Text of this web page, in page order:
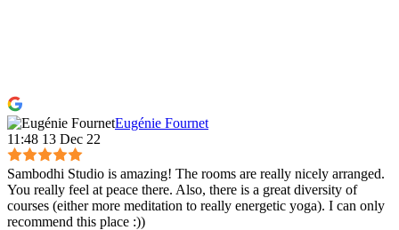
Eugénie Fournet
11:48 13 Dec 22
Sambodhi Studio is amazing! The rooms are really nicely arranged.
You really feel at peace there. Also, there is a great diversity of
courses (either more meditation to really energetic yoga). I can only
recommend this place :))